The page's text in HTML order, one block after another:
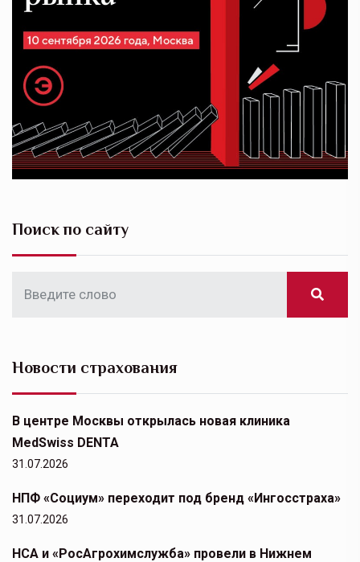
Поиск по сайту
Новости страхования
В центре Москвы открылась новая клиника
MedSwiss DENTA
31.07.2026
НПФ «Социум» переходит под бренд «Ингосстраха»
31.07.2026
НСА и «РосАгрохимслужба» провели в Нижнем